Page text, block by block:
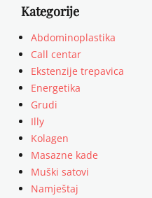
Kategorije
Abdominoplastika
Call centar
Ekstenzije trepavica
Energetika
Grudi
Illy
Kolagen
Masazne kade
Muški satovi
Namještaj